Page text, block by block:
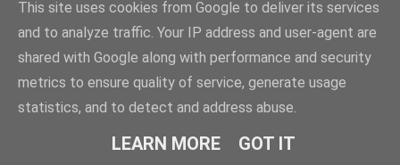
większy deszcz pojawia się na Flores prawie codziennie
(podobno to pora sucha, ale obecność licznych gór
sprawia, że z opierających się na nich chmur pada dość
często). Na szczęście rozpadało się dopiero po godzinie
17, więc cała wycieczka była w cudnym słońcu, co
pozwoliło nam się nacieszyć wszystkimi atrakcjami.
Jeśli kusi Was spędzenie urlopu w Indonezji, to naprawdę
This site uses cookies from Google to deliver its services
and to analyze traffic. Your IP address and user-agent are
shared with Google along with performance and security
metrics to ensure quality of service, generate usage
statistics, and to detect and address abuse.
LEARN MORE GOT IT